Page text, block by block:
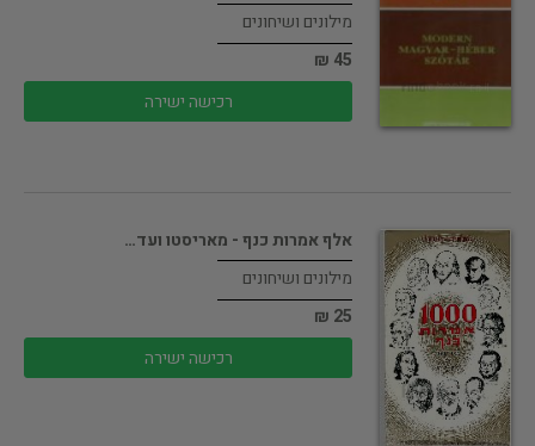
מילונים ושיחונים
45 ₪
רכישה ישירה
אלף אמרות כנף - מאריסטו ועד…
מילונים ושיחונים
25 ₪
רכישה ישירה